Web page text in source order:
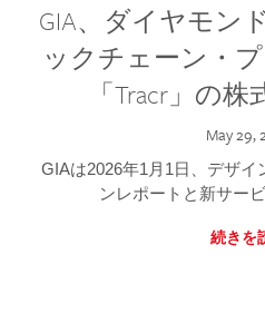
GIA、ダイヤモン
ックチェーン・
「Tracr」の
May 29,
GIAは2026年1月1日、デザ
ンレポートと新サー
続きを